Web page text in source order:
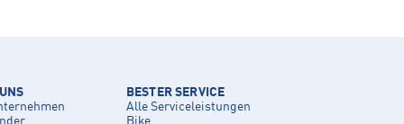
BESTER SERVICE
Alle Serviceleistungen